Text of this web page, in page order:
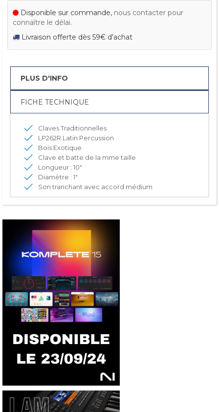
Disponible sur commande, nous contacter pour
connaître le délai.
Livraison offerte dès 59€ d'achat
PLUS D'INFO
FICHE TECHNIQUE
Claves Traditionnelles
LP262R Latin Percussion
Bois Exotique
Clave et batte de la mme taille
Longueur : 10"
Diamètre : 1"
Son tranchant avec accord médium